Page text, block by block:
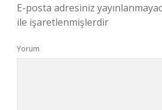
E-posta adresiniz
ile işaretlenmişlerdir
Yorum